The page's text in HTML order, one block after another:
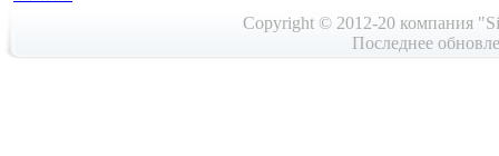
Copyright © 2012-20 компания
Последнее